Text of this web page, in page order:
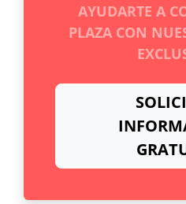
AYUDARTE A
PLAZA CON